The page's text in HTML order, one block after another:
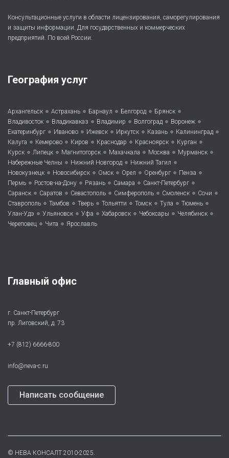
Консультационные услуги в области лицензирования, саморегулирования
и защиты информации. Для государственных и коммерческих
предприятий. По всей России.
География услуг
Архангельск • Астрахань • Барнаул • Белгород • Брянск •
Владивосток • Владикавказ • Владимир • Волгоград • Воронеж •
Екатеринбург • Иваново • Ижевск • Иркутск • Казань • Калининград •
Калуга • Кемерово • Киров • Краснодар • Красноярск • Курган •
Курск • Липецк • Магнитогорск • Махачкала • Москва • Мурманск •
Набережные Челны • Нижний Новгород • Нижний Тагил •
Новокузнецк • Новосибирск • Омск • Орел • Оренбург • Пенза •
Пермь • Ростов-на-Дону • Рязань • Самара • Санкт-Петербург •
Саранск • Саратов • Севастополь • Симферополь • Смоленск • Сочи •
Ставрополь • Тамбов • Тверь • Тольятти • Томск • Тула • Тюмень •
Улан-Удэ • Ульяновск • Уфа • Хабаровск • Чебоксары • Челябинск •
Череповец • Чита • Ярославль
Главный офис
г. Санкт-Петербург
пр. Лиговский, д. 73
+7 (812) 6666-800
info@neva-c.ru
Написать сообщение
© НЕВА КОНСАЛТ 2010-2025.